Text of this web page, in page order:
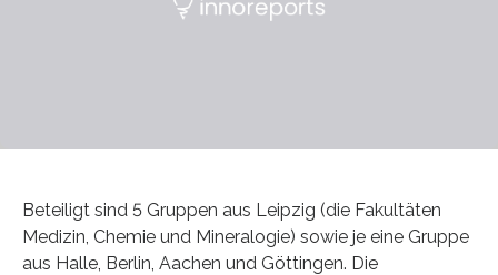
Beteiligt sind 5 Gruppen aus Leipzig (die Fakultäten
Medizin, Chemie und Mineralogie) sowie je eine Gruppe
aus Halle, Berlin, Aachen und Göttingen. Die